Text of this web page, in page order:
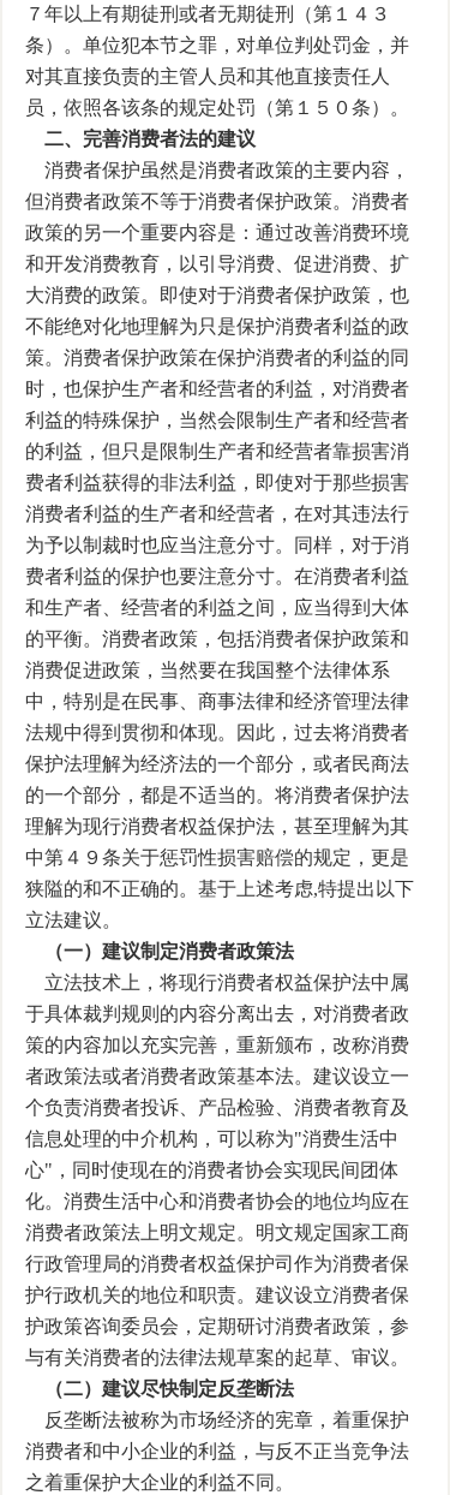
７年以上有期徒刑或者无期徒刑（第１４３
条）。单位犯本节之罪，对单位判处罚金，并
对其直接负责的主管人员和其他直接责任人
员，依照各该条的规定处罚（第１５０条）。
二、完善消费者法的建议
消费者保护虽然是消费者政策的主要内容，
但消费者政策不等于消费者保护政策。消费者
政策的另一个重要内容是：通过改善消费环境
和开发消费教育，以引导消费、促进消费、扩
大消费的政策。即使对于消费者保护政策，也
不能绝对化地理解为只是保护消费者利益的政
策。消费者保护政策在保护消费者的利益的同
时，也保护生产者和经营者的利益，对消费者
利益的特殊保护，当然会限制生产者和经营者
的利益，但只是限制生产者和经营者靠损害消
费者利益获得的非法利益，即使对于那些损害
消费者利益的生产者和经营者，在对其违法行
为予以制裁时也应当注意分寸。同样，对于消
费者利益的保护也要注意分寸。在消费者利益
和生产者、经营者的利益之间，应当得到大体
的平衡。消费者政策，包括消费者保护政策和
消费促进政策，当然要在我国整个法律体系
中，特别是在民事、商事法律和经济管理法律
法规中得到贯彻和体现。因此，过去将消费者
保护法理解为经济法的一个部分，或者民商法
的一个部分，都是不适当的。将消费者保护法
理解为现行消费者权益保护法，甚至理解为其
中第４９条关于惩罚性损害赔偿的规定，更是
狭隘的和不正确的。基于上述考虑,特提出以下
立法建议。
（一）建议制定消费者政策法
立法技术上，将现行消费者权益保护法中属
于具体裁判规则的内容分离出去，对消费者政
策的内容加以充实完善，重新颁布，改称消费
者政策法或者消费者政策基本法。建议设立一
个负责消费者投诉、产品检验、消费者教育及
信息处理的中介机构，可以称为"消费生活中
心"，同时使现在的消费者协会实现民间团体
化。消费生活中心和消费者协会的地位均应在
消费者政策法上明文规定。明文规定国家工商
行政管理局的消费者权益保护司作为消费者保
护行政机关的地位和职责。建议设立消费者保
护政策咨询委员会，定期研讨消费者政策，参
与有关消费者的法律法规草案的起草、审议。
（二）建议尽快制定反垄断法
反垄断法被称为市场经济的宪章，着重保护
消费者和中小企业的利益，与反不正当竞争法
之着重保护大企业的利益不同。